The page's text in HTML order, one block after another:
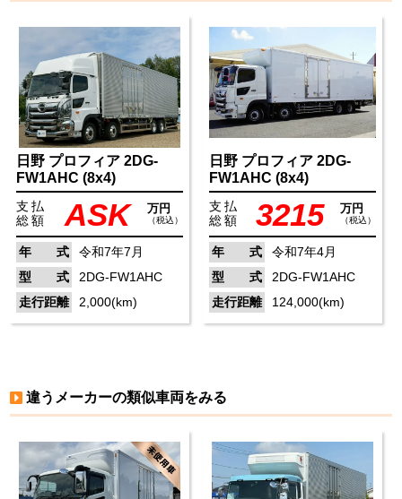
日野 プロフィア 2DG-
FW1AHC (8x4)
支払
総額
ASK 万円
（税込）
年 式
令和7年7月
型 式
2DG-FW1AHC
走行距離
2,000(km)
日野 プロフィア 2DG-
FW1AHC (8x4)
支払
総額
3215 万円
（税込）
年 式
令和7年4月
型 式
2DG-FW1AHC
走行距離
124,000(km)
違うメーカーの類似車両をみる